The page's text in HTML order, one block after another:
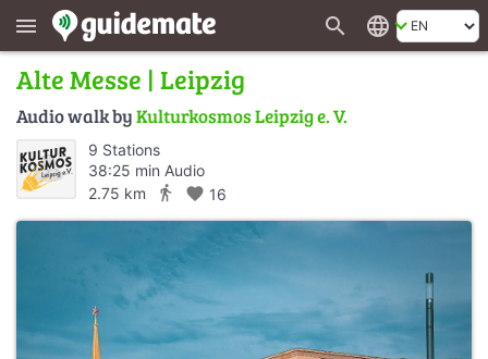
menu search language
Alte Messe | Leipzig
Audio walk byKulturkosmos Leipzig e. V.
9 Stations
38:25 min Audio
2.75 km
directions_walk favorite 16